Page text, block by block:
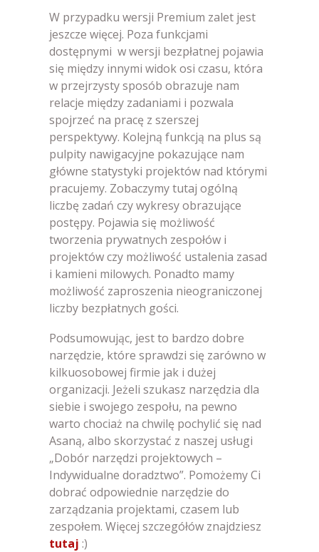
W przypadku wersji Premium zalet jest
jeszcze więcej. Poza funkcjami
dostępnymi w wersji bezpłatnej pojawia
się między innymi widok osi czasu, która
w przejrzysty sposób obrazuje nam
relacje między zadaniami i pozwala
spojrzeć na pracę z szerszej
perspektywy. Kolejną funkcją na plus są
pulpity nawigacyjne pokazujące nam
główne statystyki projektów nad którymi
pracujemy. Zobaczymy tutaj ogólną
liczbę zadań czy wykresy obrazujące
postępy. Pojawia się możliwość
tworzenia prywatnych zespołów i
projektów czy możliwość ustalenia zasad
i kamieni milowych. Ponadto mamy
możliwość zaproszenia nieograniczonej
liczby bezpłatnych gości.
Podsumowując, jest to bardzo dobre
narzędzie, które sprawdzi się zarówno w
kilkuosobowej firmie jak i dużej
organizacji. Jeżeli szukasz narzędzia dla
siebie i swojego zespołu, na pewno
warto chociaż na chwilę pochylić się nad
Asaną, albo skorzystać z naszej usługi
„Dobór narzędzi projektowych –
Indywidualne doradztwo”. Pomożemy Ci
dobrać odpowiednie narzędzie do
zarządzania projektami, czasem lub
zespołem. Więcej szczegółów znajdziesz
tutaj :)